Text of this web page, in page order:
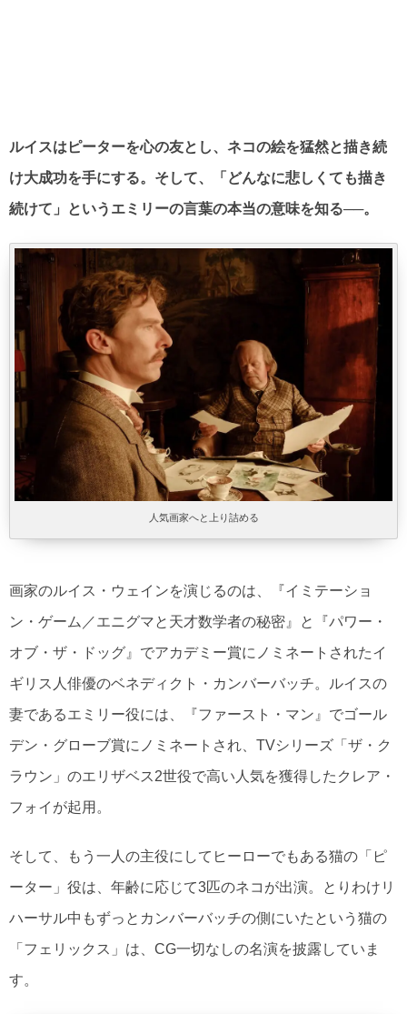
ルイスはピーターを心の友とし、ネコの絵を猛然と描き続
け大成功を手にする。そして、「どんなに悲しくても描き
続けて」というエミリーの言葉の本当の意味を知る──。
人気画家へと上り詰める
画家のルイス・ウェインを演じるのは、『イミテーショ
ン・ゲーム／エニグマと天才数学者の秘密』と『パワー・
オブ・ザ・ドッグ』でアカデミー賞にノミネートされたイ
ギリス人俳優のベネディクト・カンバーバッチ。ルイスの
妻であるエミリー役には、『ファースト・マン』でゴール
デン・グローブ賞にノミネートされ、TVシリーズ「ザ・ク
ラウン」のエリザベス2世役で高い人気を獲得したクレア・
フォイが起用。
そして、もう一人の主役にしてヒーローでもある猫の「ピ
ーター」役は、年齢に応じて3匹のネコが出演。とりわけリ
ハーサル中もずっとカンバーバッチの側にいたという猫の
「フェリックス」は、CG一切なしの名演を披露していま
す。